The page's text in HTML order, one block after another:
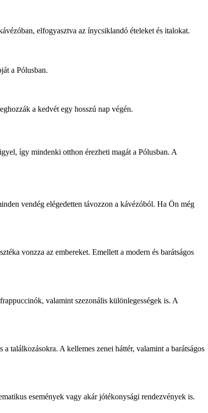
elfogyasztva az ínycsiklandó ételeket és italokat.
a Pólusban.
a kedvét egy hosszú nap végén.
így mindenki otthon érezheti magát a Pólusban. A
vendég elégedetten távozzon a kávézóból. Ha Ön még
vonzza az embereket. Emellett a modern és barátságos
valamint szezonális különlegességek is. A
találkozásokra. A kellemes zenei háttér, valamint a barátságos
események vagy akár jótékonysági rendezvények is.